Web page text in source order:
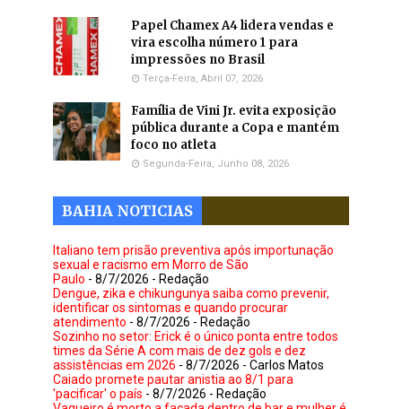
Papel Chamex A4 lidera vendas e
vira escolha número 1 para
impressões no Brasil
Terça-Feira, Abril 07, 2026
Família de Vini Jr. evita exposição
pública durante a Copa e mantém
foco no atleta
Segunda-Feira, Junho 08, 2026
BAHIA NOTICIAS
Italiano tem prisão preventiva após importunação
sexual e racismo em Morro de São
Paulo - 8/7/2026 - Redação
Dengue, zika e chikungunya saiba como prevenir,
identificar os sintomas e quando procurar
atendimento - 8/7/2026 - Redação
Sozinho no setor: Erick é o único ponta entre todos
times da Série A com mais de dez gols e dez
assistências em 2026 - 8/7/2026 - Carlos Matos
Caiado promete pautar anistia ao 8/1 para
'pacificar' o país - 8/7/2026 - Redação